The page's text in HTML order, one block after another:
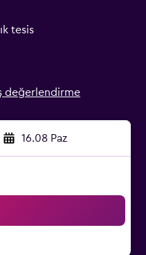
tesis
değerlendirme
16.08 Paz